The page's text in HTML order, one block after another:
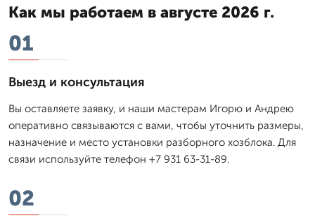
Как мы работаем в августе 2026 г.
01
Выезд и консультация
Вы оставляете заявку, и наши мастерам Игорю и Андрею
оперативно связываются с вами, чтобы уточнить размеры,
назначение и место установки разборного хозблока. Для
связи используйте телефон +7 931 63-31-89.
02